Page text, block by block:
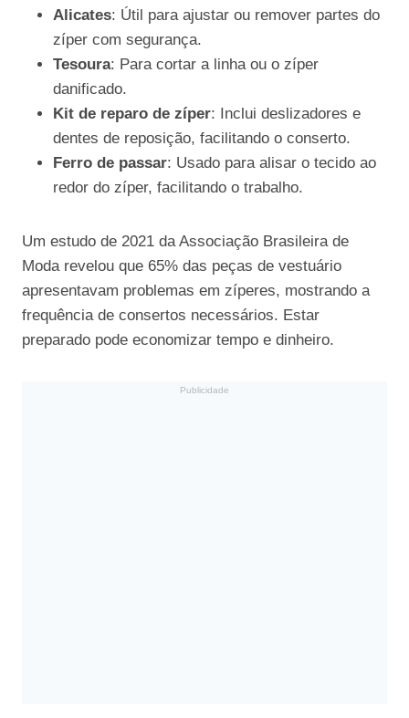
Alicates: Útil para ajustar ou remover partes do
zíper com segurança.
Tesoura: Para cortar a linha ou o zíper
danificado.
Kit de reparo de zíper: Inclui deslizadores e
dentes de reposição, facilitando o conserto.
Ferro de passar: Usado para alisar o tecido ao
redor do zíper, facilitando o trabalho.
Um estudo de 2021 da Associação Brasileira de
Moda revelou que 65% das peças de vestuário
apresentavam problemas em zíperes, mostrando a
frequência de consertos necessários. Estar
preparado pode economizar tempo e dinheiro.
Publicidade